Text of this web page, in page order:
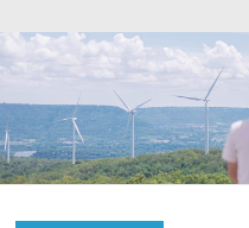
ที่
ท่อง
เที่ยว